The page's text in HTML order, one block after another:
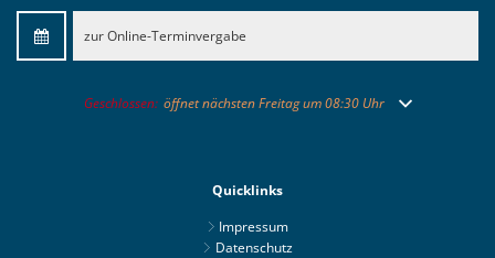
zur Online-Terminvergabe
Klicken, um weitere Öffnungs- oder Schließzeiten auszublenden
Geschlossen: öffnet nächsten Freitag um 08:30 Uhr
Quicklinks
Impressum
Datenschutz